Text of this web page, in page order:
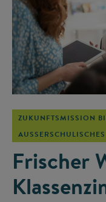
ZUKUNFTSMISSION
AUSSERSCHULISCHES
Frischer